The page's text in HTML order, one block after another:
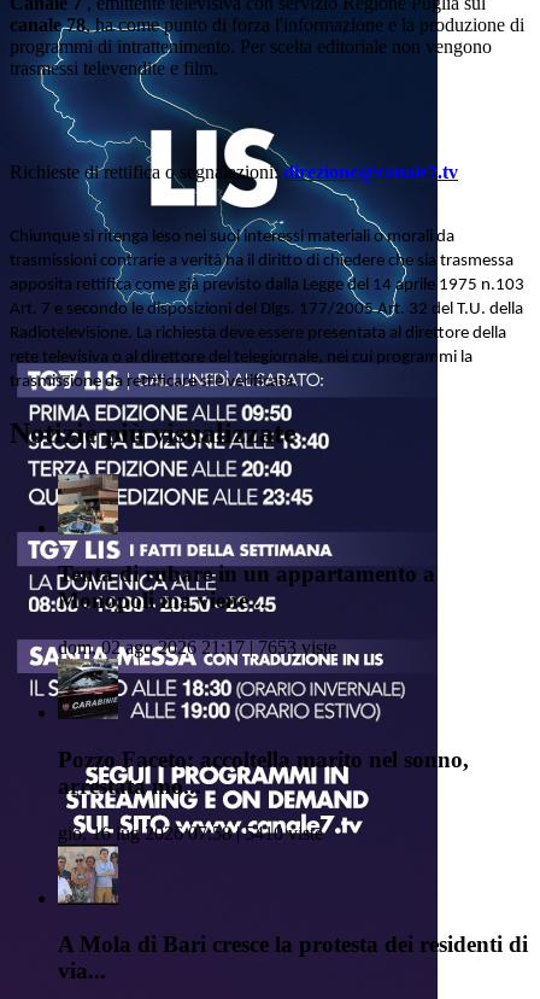
canale 78, ha come punto di forza l'informazione e la produzione di
programmi di intrattenimento. Per scelta editoriale non vengono
trasmessi televendite e film.
Richieste di rettifica o segnalazioni: direzione@canale7.tv
Chiunque si ritenga leso nei suoi interessi materiali o morali da
trasmissioni contrarie a verità ha il diritto di chiedere che sia trasmessa
apposita rettifica come già previsto dalla Legge del 14 aprile 1975 n.103
Art. 7 e secondo le disposizioni del Dlgs. 177/2005 Art. 32 del T.U. della
Radiotelevisione. La richiesta deve essere presentata al direttore della
rete televisiva o al direttore del telegiornale, nei cui programmi la
trasmissione da rettificare si è verificata.
Notizie più visualizzate
Tenta di rubare in un appartamento a
Monopoli ma viene...
dom, 02 ago 2026 21:17 | 7653 viste
Pozzo Faceto: accoltella marito nel sonno,
arrestata mo...
gio, 16 lug 2026 07:58 | 5410 viste
A Mola di Bari cresce la protesta dei residenti di
via...